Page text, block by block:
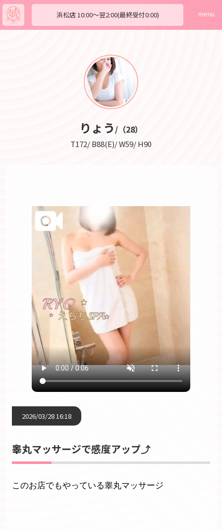
浜松店10:00～翌2:00(最終受付0:00) menu
りょう /（28）
T172/ B88(E)/ W59/ H90
2026/03/28 16:18
睾丸マッサージで感度アップ⤴️
このお店でもやっている睾丸マッサージ